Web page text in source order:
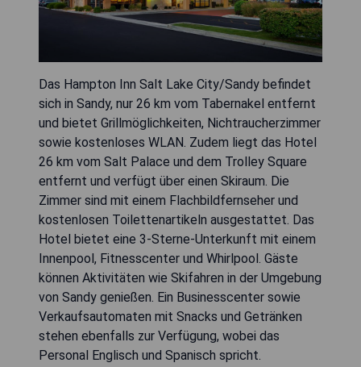
Das Hampton Inn Salt Lake City/Sandy befindet
sich in Sandy, nur 26 km vom Tabernakel entfernt
und bietet Grillmöglichkeiten, Nichtraucherzimmer
sowie kostenloses WLAN. Zudem liegt das Hotel
26 km vom Salt Palace und dem Trolley Square
entfernt und verfügt über einen Skiraum. Die
Zimmer sind mit einem Flachbildfernseher und
kostenlosen Toilettenartikeln ausgestattet. Das
Hotel bietet eine 3-Sterne-Unterkunft mit einem
Innenpool, Fitnesscenter und Whirlpool. Gäste
können Aktivitäten wie Skifahren in der Umgebung
von Sandy genießen. Ein Businesscenter sowie
Verkaufsautomaten mit Snacks und Getränken
stehen ebenfalls zur Verfügung, wobei das
Personal Englisch und Spanisch spricht.